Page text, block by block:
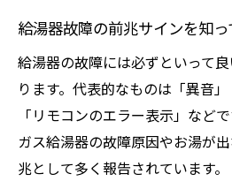
給湯器のエラー内容別
心
故障サインとしてのエ
ク法
エラーコード発生時の
方
給湯器故障の前兆サインを知
給湯器の故障には必ずといって
ります。代表的なものは「異音」
「リモコンのエラー表示」など
ガス給湯器の故障原因やお湯が
兆として多く報告されています。